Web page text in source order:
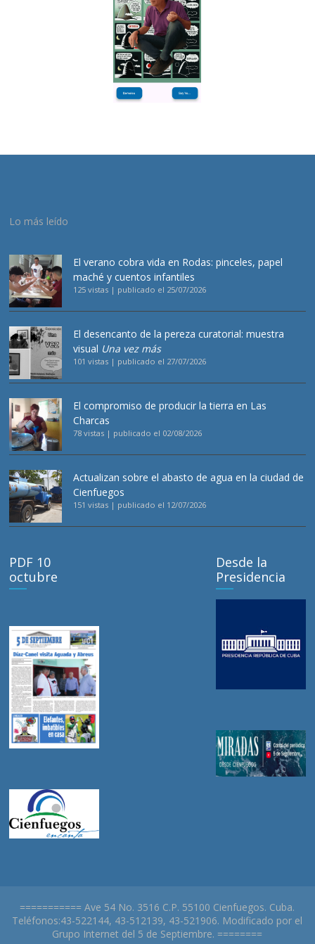
Lo más leído
El verano cobra vida en Rodas: pinceles, papel
maché y cuentos infantiles
125 vistas | publicado el 25/07/2026
El desencanto de la pereza curatorial: muestra
visual Una vez más
101 vistas | publicado el 27/07/2026
El compromiso de producir la tierra en Las
Charcas
78 vistas | publicado el 02/08/2026
Actualizan sobre el abasto de agua en la ciudad de
Cienfuegos
151 vistas | publicado el 12/07/2026
PDF 10
octubre
Desde la
Presidencia
=========== Ave 54 No. 3516 C.P. 55100 Cienfuegos. Cuba.
Teléfonos:43-522144, 43-512139, 43-521906. Modificado por el
Grupo Internet del 5 de Septiembre. ========